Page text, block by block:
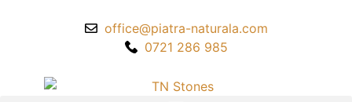
office@piatra-naturala.com
0721 286 985